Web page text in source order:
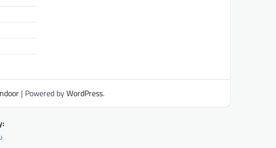
| Powered byWordPress.